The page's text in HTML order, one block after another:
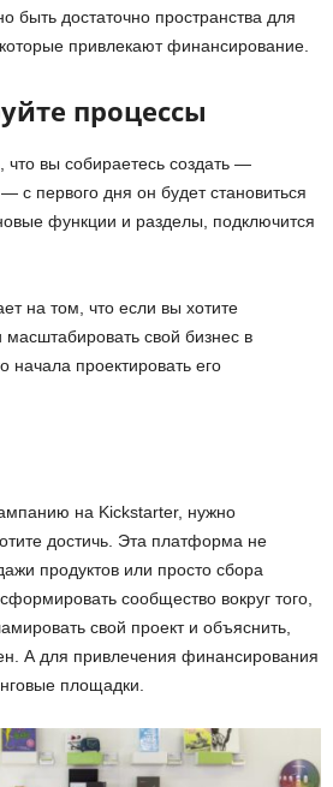
быть достаточно пространства для
привлекают финансирование.
процессы
что вы собираетесь создать —
с первого дня он будет становиться
функции и разделы, подключится
на том, что если вы хотите
свой бизнес в
проектировать его
на Kickstarter, нужно
достичь. Эта платформа не
продуктов или просто сбора
сообщество вокруг того,
свой проект и объяснить,
А для привлечения финансирования
площадки.